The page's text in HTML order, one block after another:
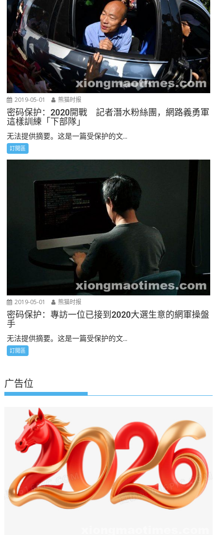
2019-05-01 熊猫时报
密码保护：2020開戰 記者潛水粉絲團，網路義勇軍
這樣訓練「下部隊」
无法提供摘要。这是一篇受保护的文...
訂閲區
2019-05-01 熊猫时报
密码保护：專訪一位已接到2020大選生意的網軍操盤
手
无法提供摘要。这是一篇受保护的文...
訂閲區
广告位